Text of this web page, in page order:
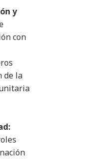
y
con
de la